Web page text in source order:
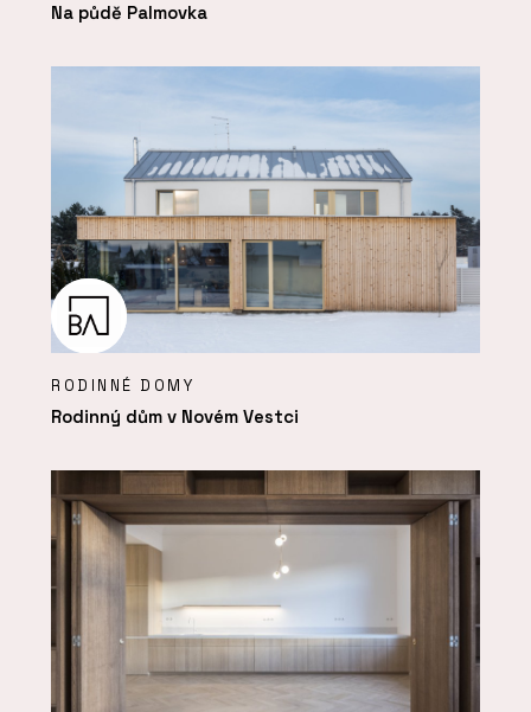
Na půdě Palmovka
RODINNÉ DOMY
Rodinný dům v Novém Vestci